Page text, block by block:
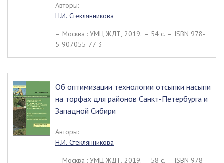
Авторы:
Н.И. Стеклянникова
– Москва : УМЦ ЖДТ, 2019. – 54 c. – ISBN 978-
5-907055-77-3
Об оптимизации технологии отсыпки насыпи
на торфах для районов Санкт-Петербурга и
Западной Сибири
Авторы:
Н.И. Стеклянникова
– Москва : УМЦ ЖДТ, 2019. – 58 c. – ISBN 978-